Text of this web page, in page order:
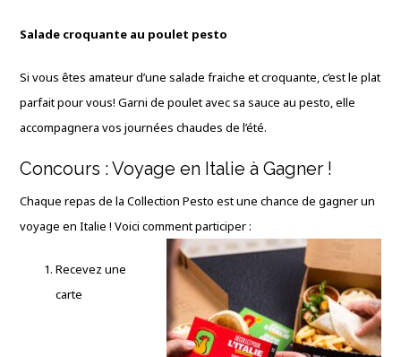
Salade croquante au poulet pesto
Si vous êtes amateur d’une salade fraiche et croquante, c’est le plat
parfait pour vous! Garni de poulet avec sa sauce au pesto, elle
accompagnera vos journées chaudes de l’été.
Concours : Voyage en Italie à Gagner !
Chaque repas de la Collection Pesto est une chance de gagner un
voyage en Italie ! Voici comment participer :
Recevez une
carte